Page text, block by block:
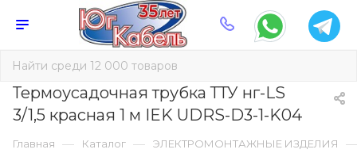
Термоусадочная трубка ТТУ нг-LS
3/1,5 красная 1 м IEK UDRS-D3-1-K04
Главная — Каталог — ЭЛЕКТРОМОНТАЖНЫЕ ИЗДЕЛИЯ —